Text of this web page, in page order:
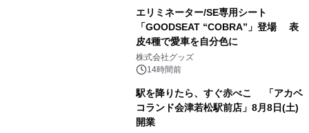
エリミネーター/SE専用シート
「GOODSEAT “COBRA”」登場 表
皮4種で愛車を自分色に
株式会社グッズ
14時間前
駅を降りたら、すぐ赤べこ 「アカベ
コランド会津若松駅前店」8月8日(土)
開業